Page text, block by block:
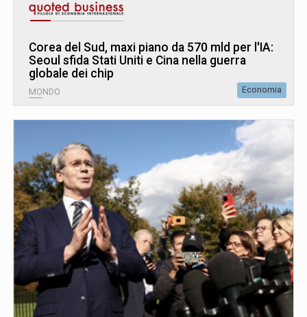
Corea del Sud, maxi piano da 570 mld per l'IA:
Seoul sfida Stati Uniti e Cina nella guerra
globale dei chip
MONDO Economia